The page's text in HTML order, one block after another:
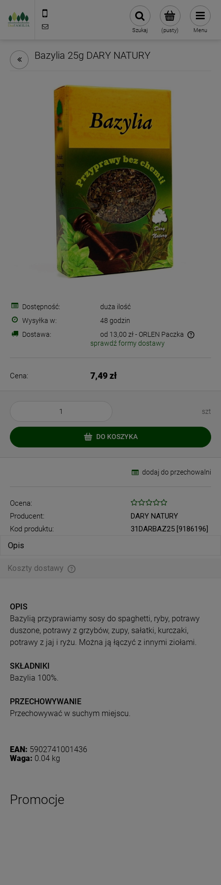
(pusty)
Szukaj Menu
Bazylia 25g DARY NATURY
Dostępność:
duża ilość
Wysyłka w:
48 godzin
Dostawa:
od 13,00 zł- ORLEN Paczka
Cena nie zawiera ewentualnych kosztów płatności
sprawdź formy dostawy
Cena: 7,49 zł
szt
DO KOSZYKA
dodaj do przechowalni
Ocena:
Producent:
DARY NATURY
Kod produktu:
31DARBAZ25 [9186196]
Opis
Koszty dostawy
OPIS
Bazylią przyprawiamy sosy do spaghetti, ryby, potrawy
duszone, potrawy z grzybów, zupy, sałatki, kurczaki,
potrawy z jaj i ryżu. Można ją łączyć z innymi ziołami.
SKŁADNIKI
Bazylia 100%.
PRZECHOWYWANIE
Przechowywać w suchym miejscu.
EAN: 5902741001436
Waga: 0.04 kg
Promocje